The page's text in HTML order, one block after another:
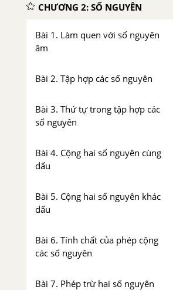
CHƯƠNG 2: SỐ NGUYÊN
Bài 1. Làm quen với số nguyên
âm
Bài 2. Tập hợp các số nguyên
Bài 3. Thứ tự trong tập hợp các
số nguyên
Bài 4. Cộng hai số nguyên cùng
dấu
Bài 5. Cộng hai số nguyên khác
dấu
Bài 6. Tính chất của phép cộng
các số nguyên
Bài 7. Phép trừ hai số nguyên